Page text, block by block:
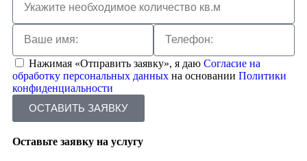
Нажимая «Отправить заявку», я даю Согласие на
обработку персональных данных на основании Политики
конфиденциальности
ОСТАВИТЬ ЗАЯВКУ
Оставьте заявку на услугу